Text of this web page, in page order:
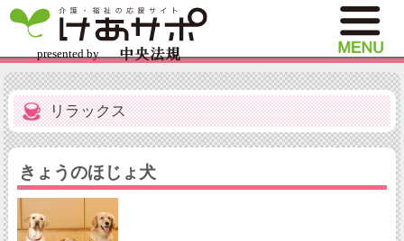
リラックス
きょうのほじょ犬